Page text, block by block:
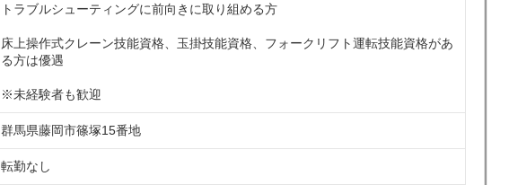
トラブルシューティングに前向きに取り組める方
床上操作式クレーン技能資格、玉掛技能資格、フォークリフト運転技能資格があ
る方は優遇
※未経験者も歓迎
群馬県藤岡市篠塚15番地
転勤なし